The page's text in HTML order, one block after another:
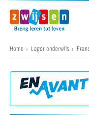
Home Lager onderwijs